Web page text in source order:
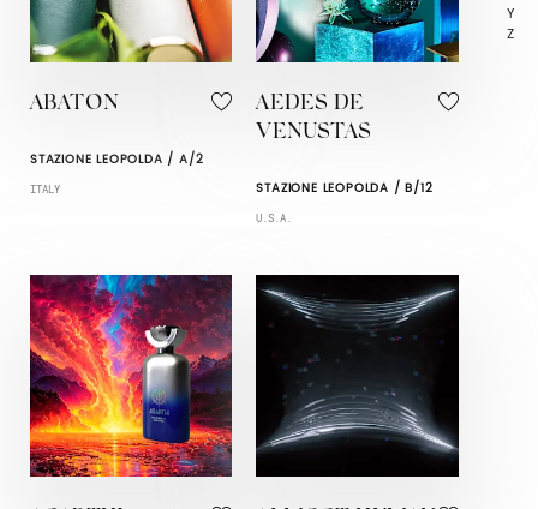
Y
Z
ABATON
STAZIONE LEOPOLDA / A/2
ITALY
AEDES DE
VENUSTAS
STAZIONE LEOPOLDA / B/12
U.S.A.